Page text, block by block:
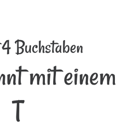
Buchstaben
mit einem
T